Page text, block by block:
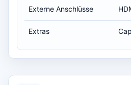
Externe Anschlüsse
Extras